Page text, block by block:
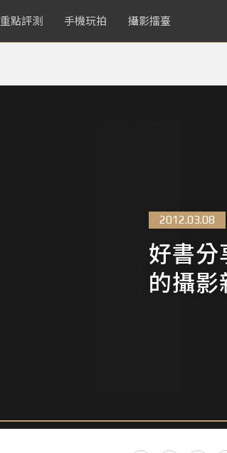
重點評測 手機玩拍 攝影擂臺
2012.03.08
好書分
的攝影